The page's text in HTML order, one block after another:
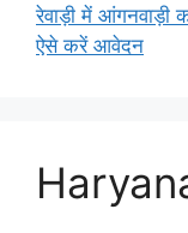
रेवाड़ी में आंगनवाड़ी
ऐसे करें आवेदन